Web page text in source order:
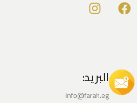
البريد:
info@farah.eg